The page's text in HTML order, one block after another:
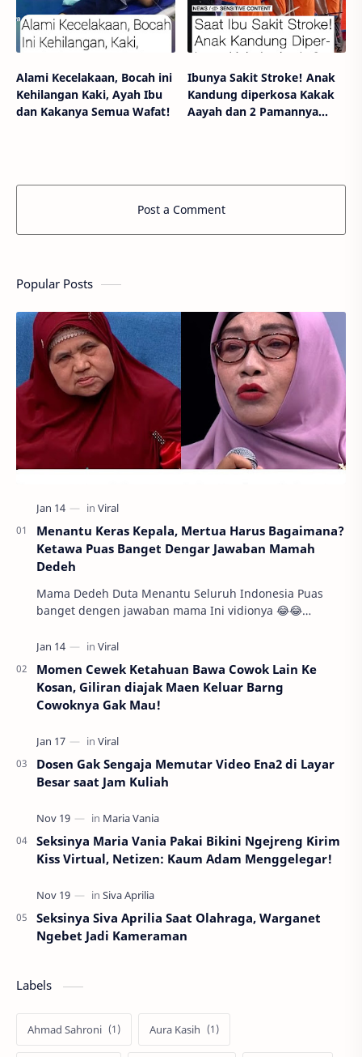
Alami Kecelakaan, Bocah ini
Kehilangan Kaki, Ayah Ibu
dan Kakanya Semua Wafat!
Ibunya Sakit Stroke! Anak
Kandung diperkosa Kakak
Aayah dan 2 Pamannya
Post a Comment
Popular Posts
Menantu Keras Kepala, Mertua Harus Bagaimana?
Ketawa Puas Banget Dengar Jawaban Mamah
Dedeh
Mama Dedeh Duta Menantu Seluruh Indonesia Puas
banget dengen jawaban mama Ini vidionya 😂😂
(@AdekNyaIpi…
Momen Cewek Ketahuan Bawa Cowok Lain Ke
Kosan, Giliran diajak Maen Keluar Barng
Cowoknya Gak Mau!
Dosen Gak Sengaja Memutar Video Ena2 di Layar
Besar saat Jam Kuliah
Seksinya Maria Vania Pakai Bikini Ngejreng Kirim
Kiss Virtual, Netizen: Kaum Adam Menggelegar!
Seksinya Siva Aprilia Saat Olahraga, Warganet
Ngebet Jadi Kameraman
Labels
Ahmad Sahroni Aura Kasih